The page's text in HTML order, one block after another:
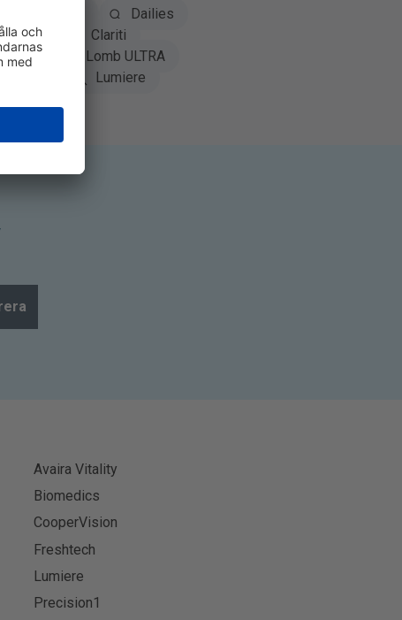
Dailies
Clariti
Bausch + Lomb ULTRA
Lumiere
Avaira Vitality
Biomedics
CooperVision
Freshtech
Lumiere
Precision1